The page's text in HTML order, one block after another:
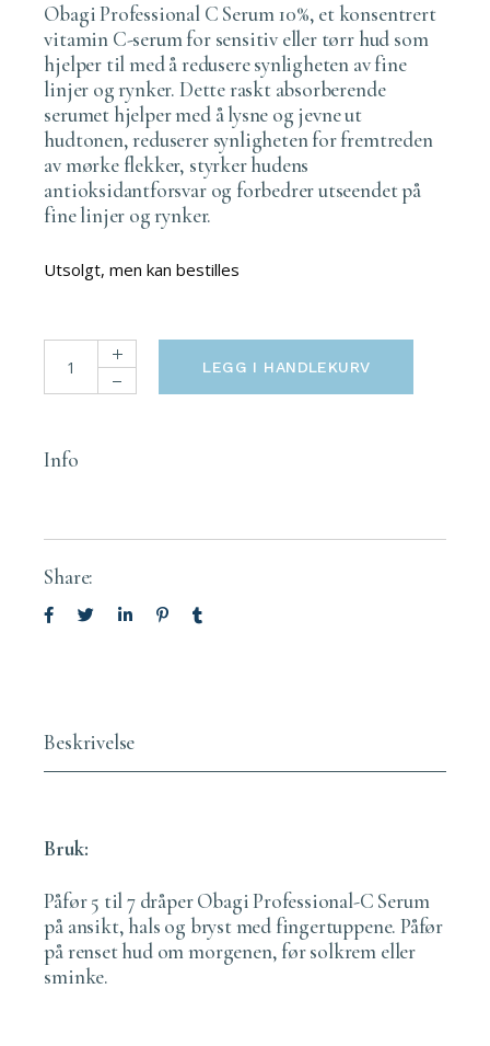
Obagi Professional C Serum 10%, et konsentrert
vitamin C-serum for sensitiv eller tørr hud som
hjelper til med å redusere synligheten av fine
linjer og rynker. Dette raskt absorberende
serumet hjelper med å lysne og jevne ut
hudtonen, reduserer synligheten for fremtreden
av mørke flekker, styrker hudens
antioksidantforsvar og forbedrer utseendet på
fine linjer og rynker.
Utsolgt, men kan bestilles
Obagi Professional-C Skin Serum 10 % 12,5 ml quantity
LEGG I HANDLEKURV
Info
Share:
Beskrivelse
Bruk:
Påfør 5 til 7 dråper Obagi Professional-C Serum
på ansikt, hals og bryst med fingertuppene. Påfør
på renset hud om morgenen, før solkrem eller
sminke.